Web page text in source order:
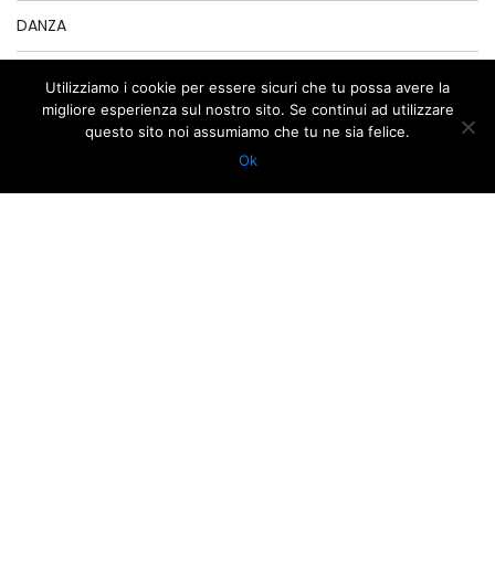
DANZA
ORE 20:30
29 MARCH 2009
Utilizziamo i cookie per essere sicuri che tu possa avere la
migliore esperienza sul nostro sito. Se continui ad utilizzare
questo sito noi assumiamo che tu ne sia felice.
Ok